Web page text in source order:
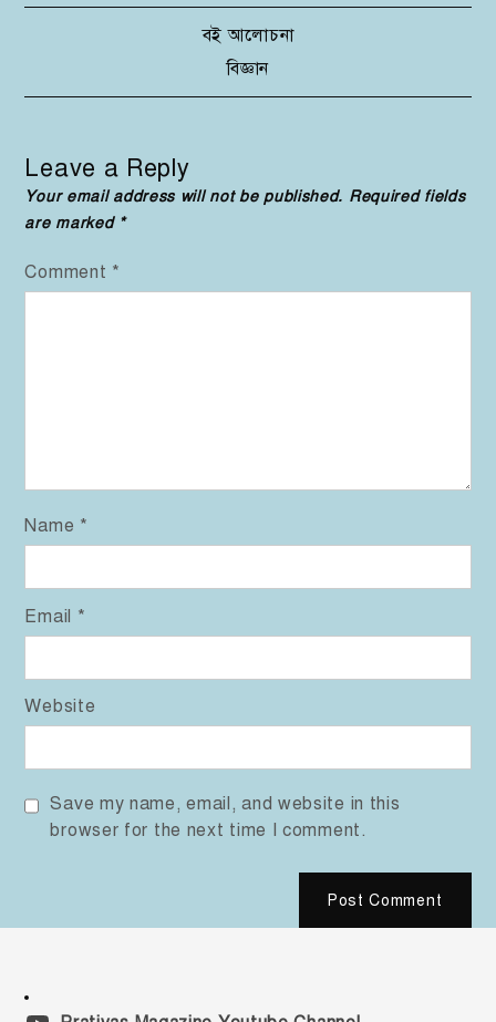
navigation
বই আলোচনা
বিজ্ঞান
Leave a Reply
Your email address will not be published. Required fields
are marked *
Comment *
Name *
Email *
Website
Save my name, email, and website in this
browser for the next time I comment.